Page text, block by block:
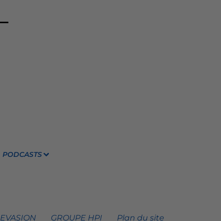
PODCASTS
GROUPE HPI Plan du site